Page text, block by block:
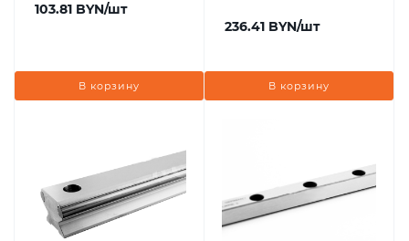
103.81 BYN/шт
В корзину
236.41 BYN/шт
В корзину